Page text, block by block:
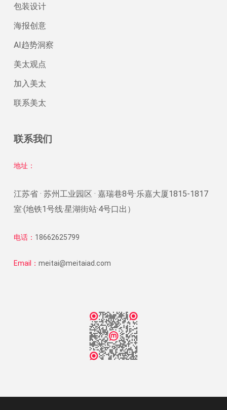
包装设计
海报创意
AI趋势洞察
美太观点
加入美太
联系美太
联系我们
地址：
江苏省 · 苏州工业园区 · 嘉瑞巷8号·乐嘉大厦1815-1817
室·(地铁1号线·星湖街站·4号口出）
电话： 18662625799
Email： meitai@meitaiad.com